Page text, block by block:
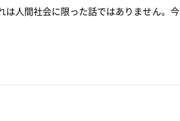
人間社会に限った話ではありません。今